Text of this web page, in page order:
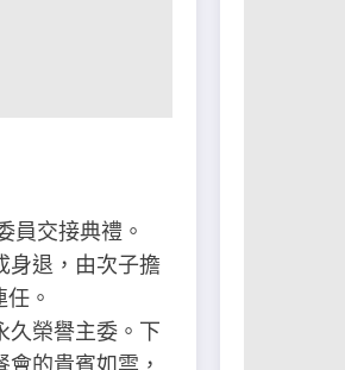
員交接典禮。
身退，由次子擔
。
久榮譽主委。下